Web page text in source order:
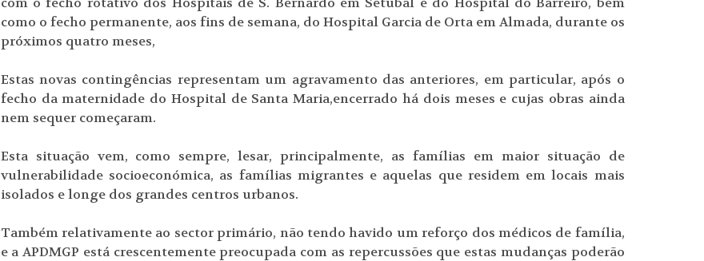
como o fecho permanente, aos fins de semana, do Hospital Garcia de Orta em Almada, durante os
próximos quatro meses,
Estas novas contingências representam um agravamento das anteriores, em particular, após o
fecho da maternidade do Hospital de Santa Maria,encerrado há dois meses e cujas obras ainda
nem sequer começaram.
Esta situação vem, como sempre, lesar, principalmente, as famílias em maior situação de
vulnerabilidade socioeconómica, as famílias migrantes e aquelas que residem em locais mais
isolados e longe dos grandes centros urbanos.
Também relativamente ao sector primário, não tendo havido um reforço dos médicos de família,
e a APDMGP está crescentemente preocupada com as repercussões que estas mudanças poderão